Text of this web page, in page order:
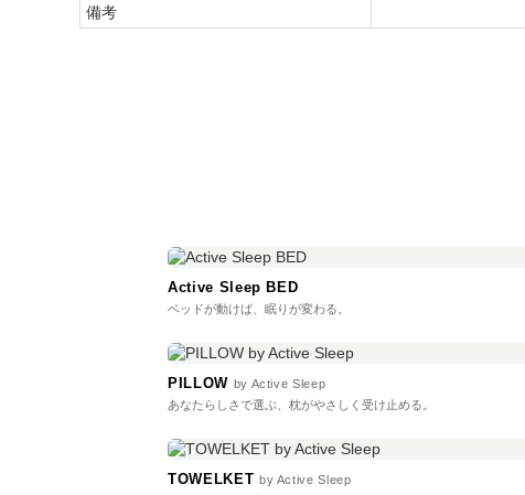
備考
Active Sleep BED
ベッドが動けば、眠りが変わる。
PILLOW by Active Sleep
あなたらしさで選ぶ、枕がやさしく受け止める。
TOWELKET by Active Sleep